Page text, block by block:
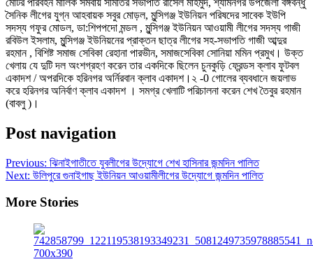
সৈনিক লীগের যুগ্ন আহবায়ক সবুর মোড়ল, মুন্সিগঞ্জ ইউনিয়ন পরিষদের সাবেক ইউপি
সদস্য গফুর মোডল, ডা:শিপপদো মন্ডল , মুন্সিগঞ্জ ইউনিয়ন আওয়ামী লীগের সদস্য গাজী
রবিউল ইসলাম, মুন্সিগঞ্জ ইউনিয়নের প্রাক্তন ছাত্র লীগের সহ-সভাপতি গাজী আব্দুর
রহমান , বিশিষ্ট সমাজ সেবিকা রেহানা পারভীন, সমাজসেবিকা সোনিয়া মমিন প্রমুখ। উক্ত
খেলায় যে দুটি দল অংশগ্রহণ করেন তার একদিকে ছিলেন চুনকুড়ি ফ্রেন্ডস ক্লাব ফুটবল
একাদশ / অপরদিকে হরিনগর অর্নিরবান ক্লাব একাদশ।২ -0 গোলের ব্যবধানে জয়লাভ
করে হরিনগর অনির্বাণ ক্লাব একাদশ । সমগ্র খেলাটি পরিচালনা করেন শেখ তৈবুর রহমান
(বাবলু )।
Post navigation
Previous: ঝিনাইগাতীতে যুবলীগের উদ্যোগে শেখ হাসিনার জন্মদিন পালিত
Next: উলিপুরে গুনাইগাছ ইউনিয়ন আওয়ামীলীগের উদ্যোগে জন্মদিন পালিত
More Stories